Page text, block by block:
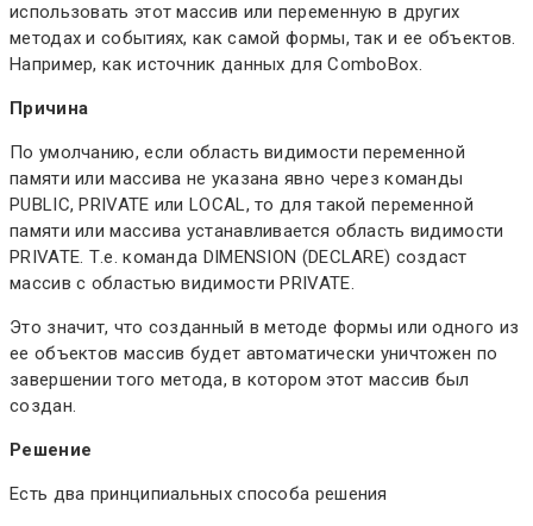
использовать этот массив или переменную в других
методах и событиях, как самой формы, так и ее объектов.
Например, как источник данных для ComboBox.
Причина
По умолчанию, если область видимости переменной
памяти или массива не указана явно через команды
PUBLIC, PRIVATE или LOCAL, то для такой переменной
памяти или массива устанавливается область видимости
PRIVATE. Т.е. команда DIMENSION (DECLARE) создаст
массив с областью видимости PRIVATE.
Это значит, что созданный в методе формы или одного из
ее объектов массив будет автоматически уничтожен по
завершении того метода, в котором этот массив был
создан.
Решение
Есть два принципиальных способа решения